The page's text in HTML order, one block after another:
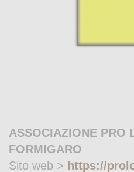
ASSOCIAZIONE PRO
FORMIGARO
Sito web > https://